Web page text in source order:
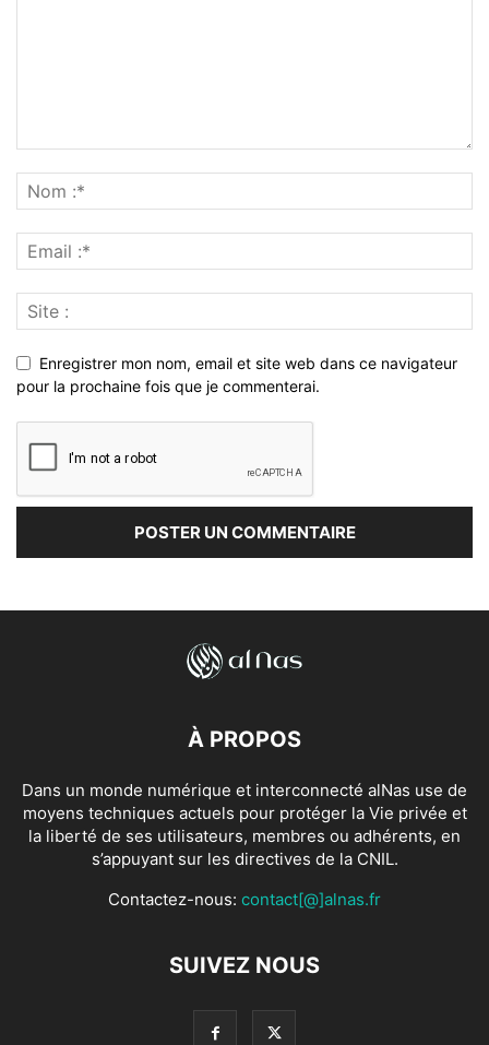
Enregistrer mon nom, email et site web dans ce navigateur
pour la prochaine fois que je commenterai.
À PROPOS
Dans un monde numérique et interconnecté alNas use de
moyens techniques actuels pour protéger la Vie privée et
la liberté de ses utilisateurs, membres ou adhérents, en
s’appuyant sur les directives de la CNIL.
Contactez-nous: contact[@]alnas.fr
SUIVEZ NOUS